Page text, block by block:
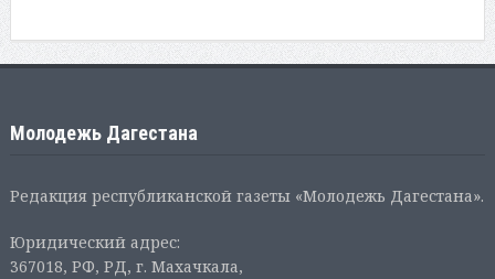
Молодежь Дагестана
Редакция республиканской газеты «Молодежь Дагестана».
Юридический адрес:
367018, РФ, РД, г. Махачкала,